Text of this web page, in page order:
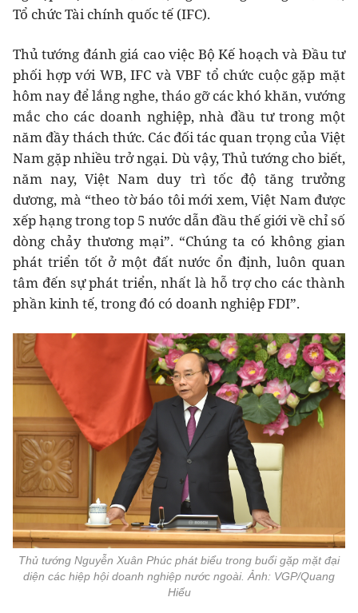
Tổ chức Tài chính quốc tế (IFC).
Thủ tướng đánh giá cao việc Bộ Kế hoạch và Đầu tư
phối hợp với WB, IFC và VBF tổ chức cuộc gặp mặt
hôm nay để lắng nghe, tháo gỡ các khó khăn, vướng
mắc cho các doanh nghiệp, nhà đầu tư trong một
năm đầy thách thức. Các đối tác quan trọng của Việt
Nam gặp nhiều trở ngại. Dù vậy, Thủ tướng cho biết,
năm nay, Việt Nam duy trì tốc độ tăng trưởng
dương, mà “theo tờ báo tôi mới xem, Việt Nam được
xếp hạng trong top 5 nước dẫn đầu thế giới về chỉ số
dòng chảy thương mại”. “Chúng ta có không gian
phát triển tốt ở một đất nước ổn định, luôn quan
tâm đến sự phát triển, nhất là hỗ trợ cho các thành
phần kinh tế, trong đó có doanh nghiệp FDI”.
Thủ tướng Nguyễn Xuân Phúc phát biểu trong buổi gặp mặt đại
diện các hiệp hội doanh nghiệp nước ngoài. Ảnh: VGP/Quang
Hiếu